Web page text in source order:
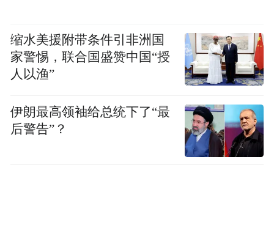
缩水美援附带条件引非洲国
家警惕，联合国盛赞中国“授
人以渔”
伊朗最高领袖给总统下了“最
后警告”？